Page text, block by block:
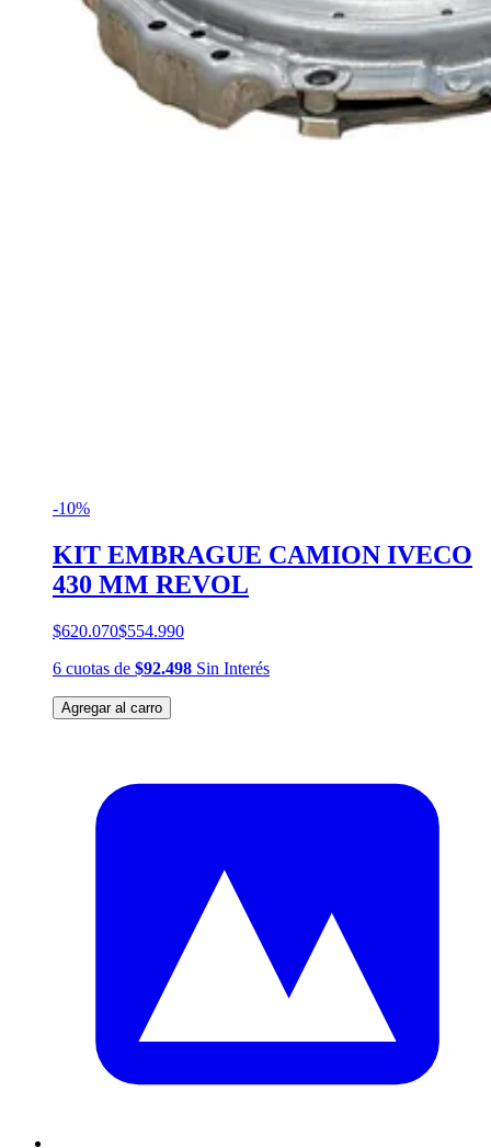
-10%
KIT EMBRAGUE CAMION IVECO
430 MM REVOL
$620.070$554.990
6 cuotas de $92.498 Sin Interés
Agregar al carro